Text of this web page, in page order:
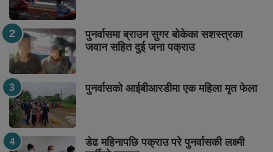
पुनर्वासमा ब्राउन सुगर बोकेका सशस्त्रका
जवान सहित दुई जना पक्राउ
पुनर्वासको आईबीआरडीमा एक महिला मृत फेला
डेढ महिनापछि पक्राउ परे पुनर्वासकी लक्ष्मी